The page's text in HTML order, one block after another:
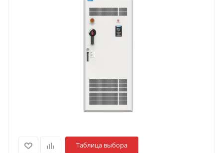
Таблица выбора